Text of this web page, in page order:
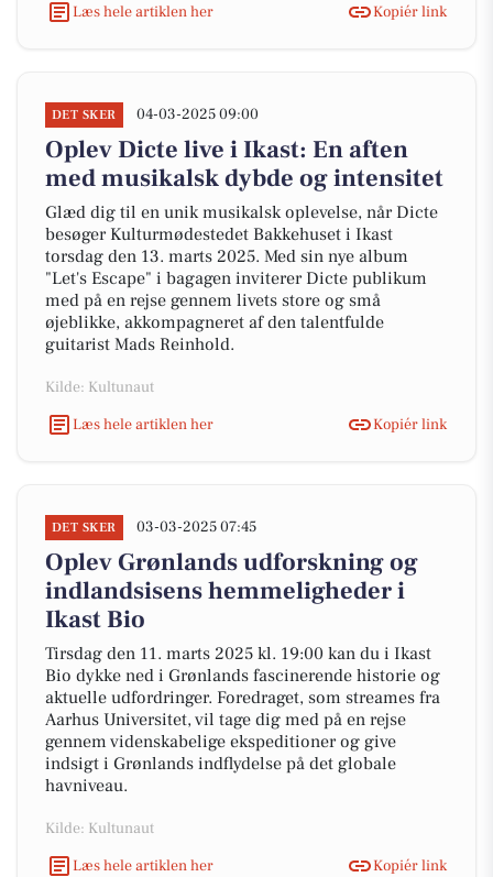
Læs hele artiklen her
Kopiér link
DET SKER 04-03-2025 09:00
Oplev Dicte live i Ikast: En aften
med musikalsk dybde og intensitet
Glæd dig til en unik musikalsk oplevelse, når Dicte
besøger Kulturmødestedet Bakkehuset i Ikast
torsdag den 13. marts 2025. Med sin nye album
"Let's Escape" i bagagen inviterer Dicte publikum
med på en rejse gennem livets store og små
øjeblikke, akkompagneret af den talentfulde
guitarist Mads Reinhold.
Kilde: Kultunaut
Læs hele artiklen her
Kopiér link
DET SKER 03-03-2025 07:45
Oplev Grønlands udforskning og
indlandsisens hemmeligheder i
Ikast Bio
Tirsdag den 11. marts 2025 kl. 19:00 kan du i Ikast
Bio dykke ned i Grønlands fascinerende historie og
aktuelle udfordringer. Foredraget, som streames fra
Aarhus Universitet, vil tage dig med på en rejse
gennem videnskabelige ekspeditioner og give
indsigt i Grønlands indflydelse på det globale
havniveau.
Kilde: Kultunaut
Læs hele artiklen her
Kopiér link